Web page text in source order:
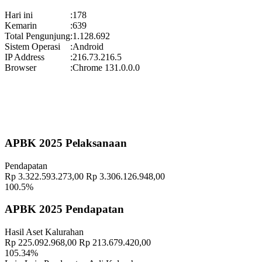
Geografis 10 November 2021
Memahami Peran dan Makna Rois dalam Pembinaan Rois di
Kalurahan Wukirsari 02 April 2024
Sampai Saat Ini 21 November 2022
Profil Lurah 17 November 2021
Penguatan Wawasan Kebangsaan bagi Generasi Muda Wukirsari:
Gelar Budaya Wukirsari 2025
Lokasi
:
Koordinator
Pekan Olahraga Kalurahan Wukirsari 2025 Segera Hadir!
Hari ini :178
Kemarin
:639
Total Pengunjung:1.128.692
Sistem Operasi
:Android
IP Address
:216.73.216.5
Browser
:Chrome 131.0.0.0
APBK 2025 Pelaksanaan
Pendapatan
Rp 3.322.593.273,00 Rp 3.306.126.948,00
100.5%
APBK 2025 Pendapatan
Hasil Aset Kalurahan
Rp 225.092.968,00 Rp 213.679.420,00
105.34%